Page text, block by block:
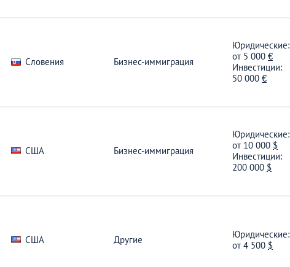
Словения Бизнес-иммиграция
Юридические:
от 5 000 €
Инвестиции:
50 000 €
США Бизнес-иммиграция
Юридические:
от 10 000 $
Инвестиции:
200 000 $
США Другие
Юридические:
от 4 500 $